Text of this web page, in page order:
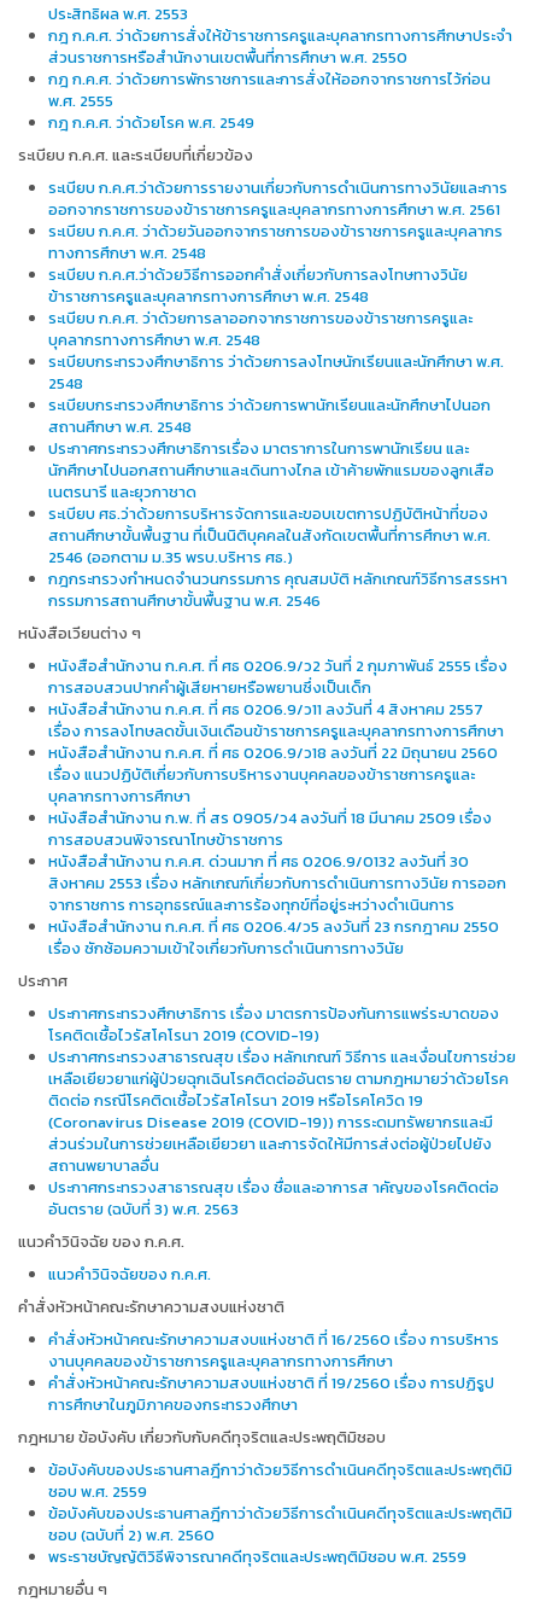
ประสิทธิผล พ.ศ. 2553
กฎ ก.ค.ศ. ว่าด้วยการสั่งให้ข้าราชการครูและบุคลากรทางการศึกษาประจำ
ส่วนราชการหรือสำนักงานเขตพื้นที่การศึกษา พ.ศ. 2550
กฎ ก.ค.ศ. ว่าด้วยการพักราชการและการสั่งให้ออกจากราชการไว้ก่อน
พ.ศ. 2555
กฎ ก.ค.ศ. ว่าด้วยโรค พ.ศ. 2549
ระเบียบ ก.ค.ศ. และระเบียบที่เกี่ยวข้อง
ระเบียบ ก.ค.ศ.ว่าด้วยการรายงานเกี่ยวกับการดำเนินการทางวินัยและการ
ออกจากราชการของข้าราชการครูและบุคลากรทางการศึกษา พ.ศ. 2561
ระเบียบ ก.ค.ศ. ว่าด้วยวันออกจากราชการของข้าราชการครูและบุคลากร
ทางการศึกษา พ.ศ. 2548
ระเบียบ ก.ค.ศ.ว่าด้วยวิธีการออกคำสั่งเกี่ยวกับการลงโทษทางวินัย
ข้าราชการครูและบุคลากรทางการศึกษา พ.ศ. 2548
ระเบียบ ก.ค.ศ. ว่าด้วยการลาออกจากราชการของข้าราชการครูและ
บุคลากรทางการศึกษา พ.ศ. 2548
ระเบียบกระทรวงศึกษาธิการ ว่าด้วยการลงโทษนักเรียนและนักศึกษา พ.ศ.
2548
ระเบียบกระทรวงศึกษาธิการ ว่าด้วยการพานักเรียนและนักศึกษาไปนอก
สถานศึกษา พ.ศ. 2548
ประกาศกระทรวงศึกษาธิการเรื่อง มาตราการในการพานักเรียน และ
นักศึกษาไปนอกสถานศึกษาและเดินทางไกล เข้าค้ายพักแรมของลูกเสือ
เนตรนารี และยุวกาชาด
ระเบียบ ศธ.ว่าด้วยการบริหารจัดการและขอบเขตการปฏิบัติหน้าที่ของ
สถานศึกษาขั้นพื้นฐาน ที่เป็นนิติบุคคลในสังกัดเขตพื้นที่การศึกษา พ.ศ.
2546 (ออกตาม ม.35 พรบ.บริหาร ศธ.)
กฎกระทรวงกำหนดจำนวนกรรมการ คุณสมบัติ หลักเกณฑ์วิธีการสรรหา
กรรมการสถานศึกษาขั้นพื้นฐาน พ.ศ. 2546
หนังสือเวียนต่าง ๆ
หนังสือสำนักงาน ก.ค.ศ. ที่ ศธ 0206.9/ว2 วันที่ 2 กุมภาพันธ์ 2555 เรื่อง
การสอบสวนปากคำผู้เสียหายหรือพยานซึ่งเป็นเด็ก
หนังสือสำนักงาน ก.ค.ศ. ที่ ศธ 0206.9/ว11 ลงวันที่ 4 สิงหาคม 2557
เรื่อง การลงโทษลดขั้นเงินเดือนข้าราชการครูและบุคลากรทางการศึกษา
หนังสือสำนักงาน ก.ค.ศ. ที่ ศธ 0206.9/ว18 ลงวันที่ 22 มิถุนายน 2560
เรื่อง แนวปฏิบัติเกี่ยวกับการบริหารงานบุคคลของข้าราชการครูและ
บุคลากรทางการศึกษา
หนังสือสำนักงาน ก.พ. ที่ สร 0905/ว4 ลงวันที่ 18 มีนาคม 2509 เรื่อง
การสอบสวนพิจารณาโทษข้าราชการ
หนังสือสำนักงาน ก.ค.ศ. ด่วนมาก ที่ ศธ 0206.9/0132 ลงวันที่ 30
สิงหาคม 2553 เรื่อง หลักเกณฑ์เกี่ยวกับการดำเนินการทางวินัย การออก
จากราชการ การอุทธรณ์และการร้องทุกข์ที่อยู่ระหว่างดำเนินการ
หนังสือสำนักงาน ก.ค.ศ. ที่ ศธ 0206.4/ว5 ลงวันที่ 23 กรกฎาคม 2550
เรื่อง ซักซ้อมความเข้าใจเกี่ยวกับการดำเนินการทางวินัย
ประกาศ
ประกาศกระทรวงศึกษาธิการ เรื่อง มาตรการป้องกันการแพร่ระบาดของ
โรคติดเชื้อไวรัสโคโรนา 2019 (COVID-19)
ประกาศกระทรวงสาธารณสุข เรื่อง หลักเกณฑ์ วิธีการ และเงื่อนไขการช่วย
เหลือเยียวยาแก่ผู้ป่วยฉุกเฉินโรคติดต่ออันตราย ตามกฎหมายว่าด้วยโรค
ติดต่อ กรณีโรคติดเชื้อไวรัสโคโรนา 2019 หรือโรคโควิด 19
(Coronavirus Disease 2019 (COVID-19)) การระดมทรัพยากรและมี
ส่วนร่วมในการช่วยเหลือเยียวยา และการจัดให้มีการส่งต่อผู้ป่วยไปยัง
สถานพยาบาลอื่น
ประกาศกระทรวงสาธารณสุข เรื่อง ชื่อและอาการส าคัญของโรคติดต่อ
อันตราย (ฉบับที่ 3) พ.ศ. 2563
แนวคำวินิจฉัย ของ ก.ค.ศ.
แนวคำวินิจฉัยของ ก.ค.ศ.
คำสั่งหัวหน้าคณะรักษาความสงบแห่งชาติ
คำสั่งหัวหน้าคณะรักษาความสงบแห่งชาติ ที่ 16/2560 เรื่อง การบริหาร
งานบุคคลของข้าราชการครูและบุคลากรทางการศึกษา
คำสั่งหัวหน้าคณะรักษาความสงบแห่งชาติ ที่ 19/2560 เรื่อง การปฏิรูป
การศึกษาในภูมิภาคของกระทรวงศึกษา
กฎหมาย ข้อบังคับ เกี่ยวกับกับคดีทุจริตและประพฤติมิชอบ
ข้อบังคับของประธานศาลฎีกาว่าด้วยวิธีการดำเนินคดีทุจริตและประพฤติมิ
ชอบ พ.ศ. 2559
ข้อบังคับของประธานศาลฎีกาว่าด้วยวิธีการดำเนินคดีทุจริตและประพฤติมิ
ชอบ (ฉบับที่ 2) พ.ศ. 2560
พระราชบัญญัติวิธีพิจารณาคดีทุจริตและประพฤติมิชอบ พ.ศ. 2559
กฎหมายอื่น ๆ